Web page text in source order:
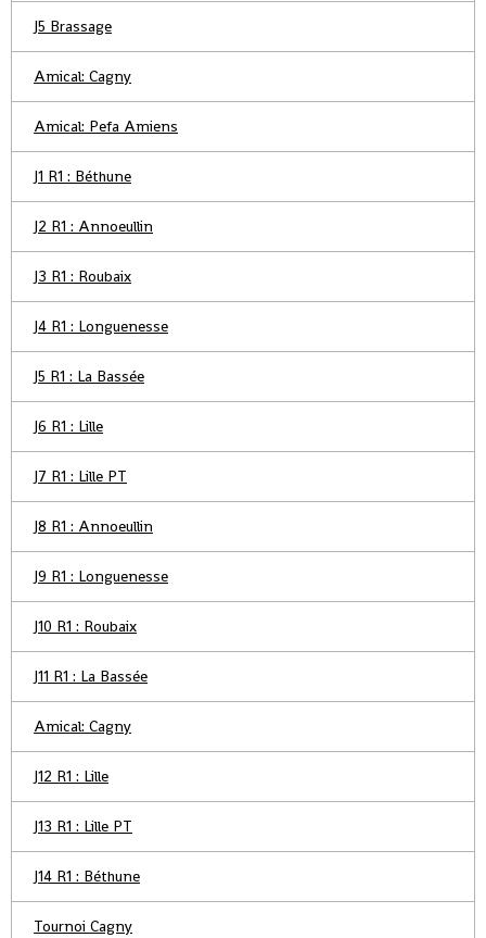
J5 Brassage
Amical: Cagny
Amical: Pefa Amiens
J1 R1 : Béthune
J2 R1 : Annoeullin
J3 R1 : Roubaix
J4 R1 : Longuenesse
J5 R1 : La Bassée
J6 R1 : Lille
J7 R1 : Lille PT
J8 R1 : Annoeullin
J9 R1 : Longuenesse
J10 R1 : Roubaix
J11 R1 : La Bassée
Amical: Cagny
J12 R1 : Lille
J13 R1 : Lille PT
J14 R1 : Béthune
Tournoi Cagny